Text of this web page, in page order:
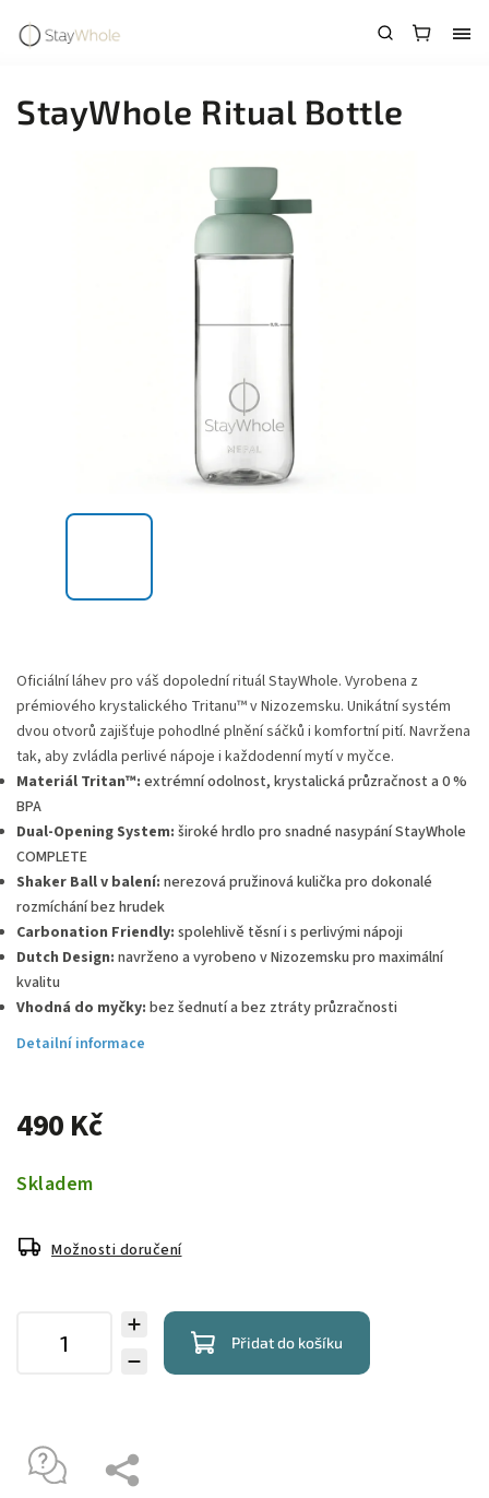
StayWhole Ritual Bottle
Oficiální láhev pro váš dopolední rituál StayWhole. Vyrobena z
prémiového krystalického Tritanu™ v Nizozemsku. Unikátní systém
dvou otvorů zajišťuje pohodlné plnění sáčků i komfortní pití. Navržena
tak, aby zvládla perlivé nápoje i každodenní mytí v myčce.
Materiál Tritan™: extrémní odolnost, krystalická průzračnost a 0 %
BPA
Dual-Opening System: široké hrdlo pro snadné nasypání StayWhole
COMPLETE
Shaker Ball v balení: nerezová pružinová kulička pro dokonalé
rozmíchání bez hrudek
Carbonation Friendly: spolehlivě těsní i s perlivými nápoji
Dutch Design: navrženo a vyrobeno v Nizozemsku pro maximální
kvalitu
Vhodná do myčky: bez šednutí a bez ztráty průzračnosti
Detailní informace
490 Kč
Skladem
Možnosti doručení
Přidat do košíku